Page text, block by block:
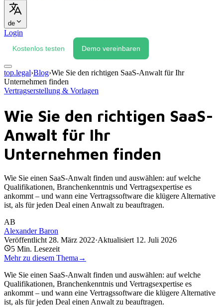
de
Login
Kostenlos testen Demo vereinbaren
top.legal›Blog›Wie Sie den richtigen SaaS-Anwalt für Ihr
Unternehmen finden
Vertragserstellung & Vorlagen
Wie Sie den richtigen SaaS-
Anwalt für Ihr
Unternehmen finden
Wie Sie einen SaaS-Anwalt finden und auswählen: auf welche
Qualifikationen, Branchenkenntnis und Vertragsexpertise es
ankommt – und wann eine Vertragssoftware die klügere Alternative
ist, als für jeden Deal einen Anwalt zu beauftragen.
AB
Alexander Baron
Veröffentlicht 28. März 2022·Aktualisiert 12. Juli 2026
5 Min. Lesezeit
Mehr zu diesem Thema →
Wie Sie einen SaaS-Anwalt finden und auswählen: auf welche
Qualifikationen, Branchenkenntnis und Vertragsexpertise es
ankommt – und wann eine Vertragssoftware die klügere Alternative
ist, als für jeden Deal einen Anwalt zu beauftragen.